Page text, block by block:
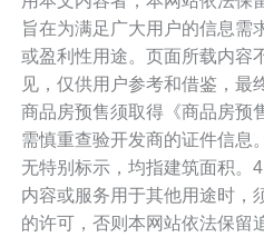
旨在为满足广大用户的信息需
或盈利性用途。页面所载内容
见，仅供用户参考和借鉴，最
商品房预售须取得《商品房预
需慎重查验开发商的证件信息
无特别标示，均指建筑面积。
内容或服务用于其他用途时，
的许可，否则本网站依法保留